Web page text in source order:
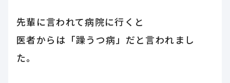
先輩に言われて病院に行くと
医者からは「躁うつ病」だと言われまし
た。